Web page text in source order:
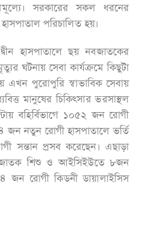
সরকারের সকল ধরনের
পরিচালিত হয়।
হাসপাতালে ছয় নবজাতকের
ঘটনায় সেবা কার্যক্রমে কিছুটা
এখন পুরোপুরি স্বাভাবিক সেবায়
মানুষের চিকিৎসার ভরসাস্থল
বহির্বিভাগে ১০৫২ জন রোগী
জন নতুন রোগী হাসপাতালে ভর্তি
সন্তান প্রসব করেছেন। এছাড়া
শিশু ও আইসিইউতে ৮জন
জন রোগী কিডনী ডায়ালাইসিস